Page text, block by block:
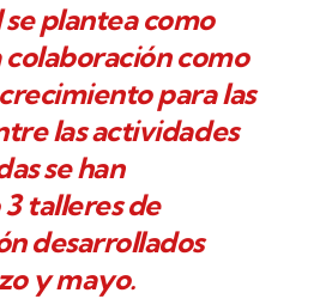
plantea como
como
para las
las actividades
se han
talleres de
desarrollados
y mayo.